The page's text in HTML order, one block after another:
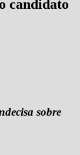
candidato
sobre